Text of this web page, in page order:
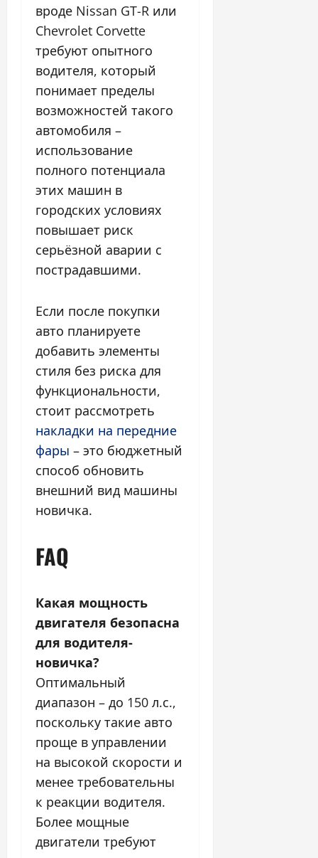
вроде Nissan GT-R или
Chevrolet Corvette
требуют опытного
водителя, который
понимает пределы
возможностей такого
автомобиля –
использование
полного потенциала
этих машин в
городских условиях
повышает риск
серьёзной аварии с
пострадавшими.
Если после покупки
авто планируете
добавить элементы
стиля без риска для
функциональности,
стоит рассмотреть
накладки на передние
фары – это бюджетный
способ обновить
внешний вид машины
новичка.
FAQ
Какая мощность
двигателя безопасна
для водителя-
новичка?
Оптимальный
диапазон – до 150 л.с.,
поскольку такие авто
проще в управлении
на высокой скорости и
менее требовательны
к реакции водителя.
Более мощные
двигатели требуют